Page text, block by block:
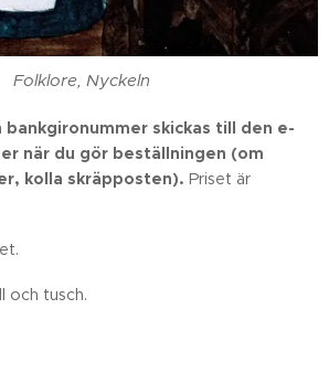
Folklore, Nyckeln
bankgironummer skickas till den e-
när du gör beställningen (om
kolla skräpposten). Priset är
och tusch.